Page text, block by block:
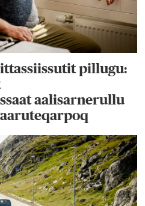
pillugu:
aalisarnerullu